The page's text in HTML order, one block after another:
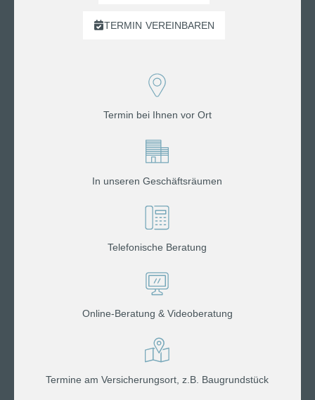
TERMIN VEREINBAREN
Termin bei Ihnen vor Ort
In unseren Geschäftsräumen
Telefonische Beratung
Online-Beratung & Videoberatung
Termine am Versicherungsort, z.B. Baugrundstück